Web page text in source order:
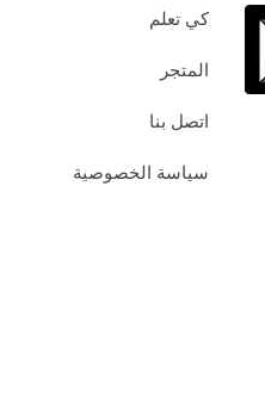
كي تعلم
المتجر
اتصل بنا
سياسة الخصوصية